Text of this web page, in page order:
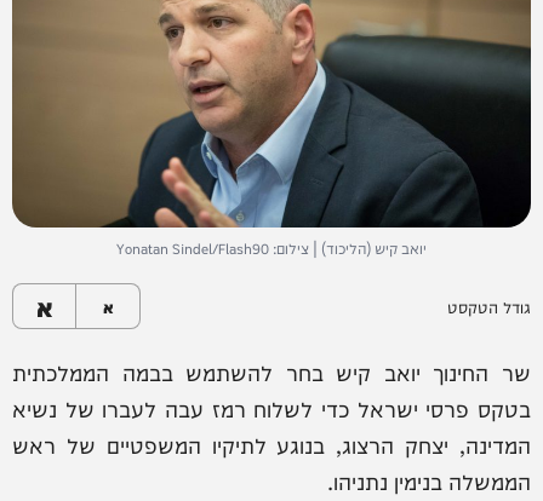
יואב קיש (הליכוד) | צילום: Yonatan Sindel/Flash90
גודל הטקסט א א
שר החינוך יואב קיש בחר להשתמש בבמה הממלכתית
בטקס פרסי ישראל כדי לשלוח רמז עבה לעברו של נשיא
המדינה, יצחק הרצוג, בנוגע לתיקיו המשפטיים של ראש
הממשלה בנימין נתניהו.